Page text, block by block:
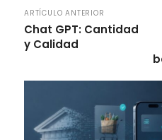
ARTÍCULO ANTERIOR
Chat GPT: Cantidad
y Calidad